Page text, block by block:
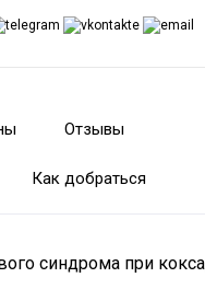
Отзывы
Как добраться
синдрома при